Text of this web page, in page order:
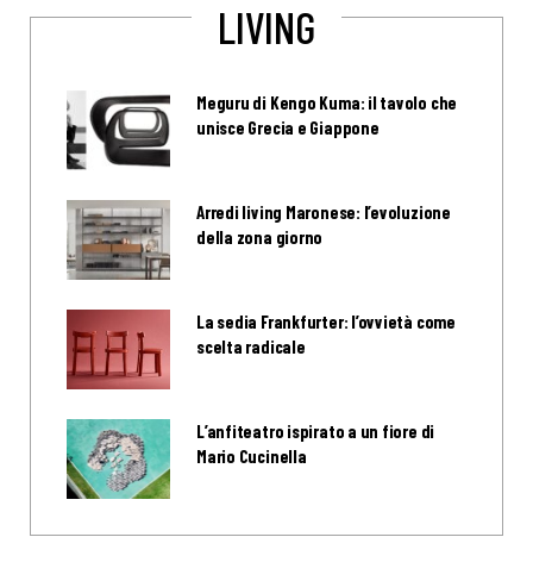
LIVING
Meguru di Kengo Kuma: il tavolo che
unisce Grecia e Giappone
Arredi living Maronese: l’evoluzione
della zona giorno
La sedia Frankfurter: l’ovvietà come
scelta radicale
L’anfiteatro ispirato a un fiore di
Mario Cucinella